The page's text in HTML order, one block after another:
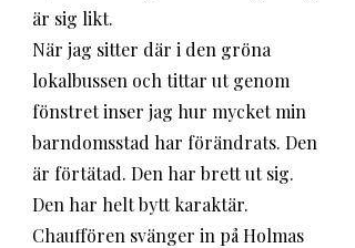
är sig likt.
När jag sitter där i den gröna
lokalbussen och tittar ut genom
fönstret inser jag hur mycket min
barndomsstad har förändrats. Den
är förtätad. Den har brett ut sig.
Den har helt bytt karaktär.
Chauffören svänger in på Holmas